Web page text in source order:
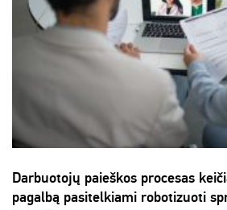
Darbuotojų paieškos procesas
pagalbą pasitelkiami robotizuoti